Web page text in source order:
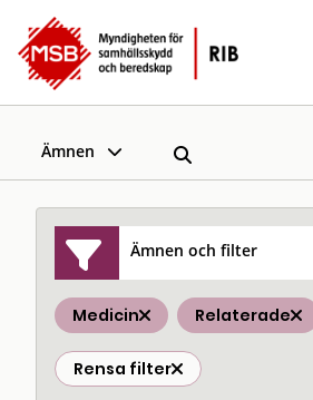
Ämnen
Ämnen och filter
Medicin Relaterade
Rensa filter